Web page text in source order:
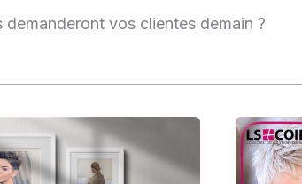
vos clientes demain ?